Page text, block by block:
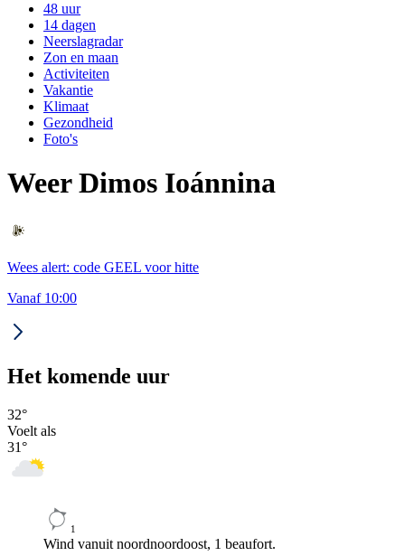
48 uur
14 dagen
Neerslagradar
Zon en maan
Activiteiten
Vakantie
Klimaat
Gezondheid
Foto's
Weer Dimos Ioánnina
Wees alert: code GEEL voor hitte
Vanaf 10:00
Het komende uur
32°
Voelt als
31°
1
Wind vanuit noordnoordoost, 1 beaufort.